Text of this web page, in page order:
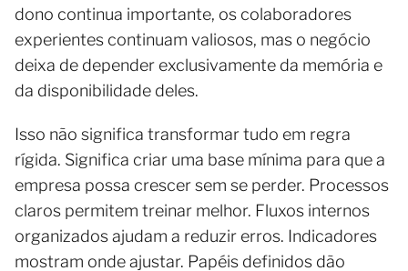
dono continua importante, os colaboradores
experientes continuam valiosos, mas o negócio
deixa de depender exclusivamente da memória e
da disponibilidade deles.
Isso não significa transformar tudo em regra
rígida. Significa criar uma base mínima para que a
empresa possa crescer sem se perder. Processos
claros permitem treinar melhor. Fluxos internos
organizados ajudam a reduzir erros. Indicadores
mostram onde ajustar. Papéis definidos dão